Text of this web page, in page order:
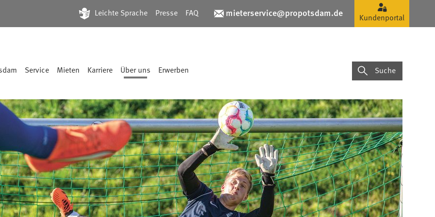
Fußball kontaktfreudiger
Leichte Sprache Presse FAQ mieterservice@propotsdam.de
Kundenportal
Service Mieten Karriere Über uns Erwerben Suche